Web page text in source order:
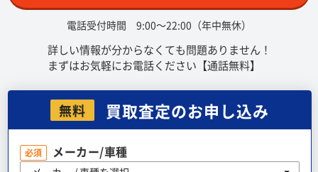
電話受付時間 9:00～22:00（年中無休）
詳しい情報が分からなくても問題ありません！
まずはお気軽にお電話ください【通話無料】
無料 買取査定のお申し込み
必須 メーカー/車種